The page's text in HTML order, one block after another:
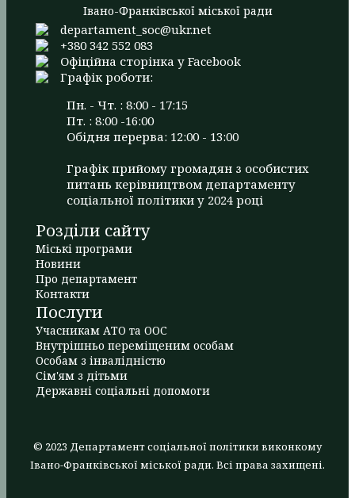
Івано-Франківської міської ради
departament_soc@ukr.net
+380 342 552 083
Офіційна сторінка у Facebook
Графік роботи:
Пн. - Чт. : 8:00 - 17:15
Пт. : 8:00 -16:00
Обідня перерва: 12:00 - 13:00
Графік прийому громадян з особистих
питань керівництвом департаменту
соціальної політики у 2024 році
Розділи сайту
Міські програми
Новини
Про департамент
Контакти
Послуги
Учасникам АТО та ООС
Внутрішньо переміщеним особам
Особам з інвалідністю
Сім'ям з дітьми
Державні соціальні допомоги
© 2023 Департамент соціальної політики виконкому
Івано-Франківської міської ради. Всі права захищені.